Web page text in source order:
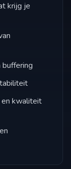
krijg je
buffering
en kwaliteit